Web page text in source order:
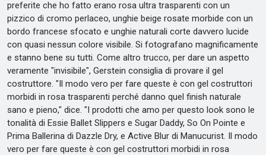
preferite che ho fatto erano rosa ultra trasparenti con un
pizzico di cromo perlaceo, unghie beige rosate morbide con un
bordo francese sfocato e unghie naturali corte davvero lucide
con quasi nessun colore visibile. Si fotografano magnificamente
e stanno bene su tutti. Come altro trucco, per dare un aspetto
veramente "invisibile", Gerstein consiglia di provare il gel
costruttore. "Il modo vero per fare queste è con gel costruttori
morbidi in rosa trasparenti perché danno quel finish naturale
sano e pieno," dice. "I prodotti che amo per questo look sono le
tonalità di Essie Ballet Slippers e Sugar Daddy, So On Pointe e
Prima Ballerina di Dazzle Dry, e Active Blur di Manucurist. Il modo
vero per fare queste è con gel costruttori morbidi in rosa